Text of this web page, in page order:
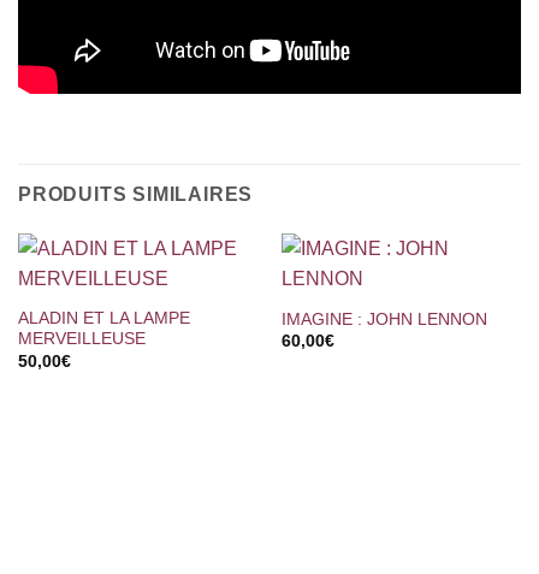
PRODUITS SIMILAIRES
ALADIN ET LA LAMPE
MERVEILLEUSE
50,00€
IMAGINE : JOHN LENNON
60,00€